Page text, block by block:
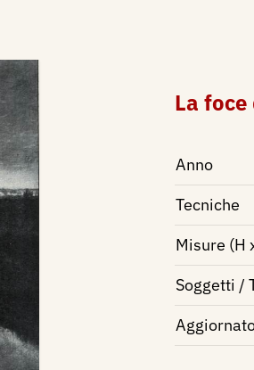
La
Anno
Tecniche
Misure (H
Soggetti /